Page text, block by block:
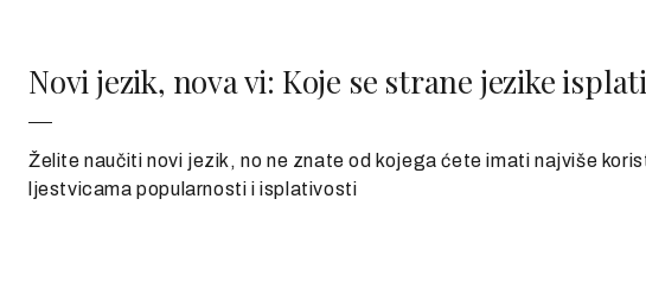
Novi jezik, nova vi: Koje se strane jezike
Želite naučiti novi jezik, no ne znate od kojega ćete imati najviše
ljestvicama popularnosti i isplativosti